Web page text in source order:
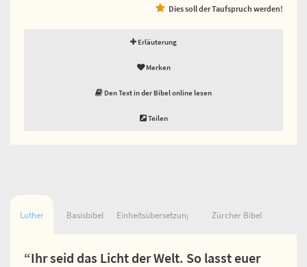
Dies soll der Taufspruch werden!
Erläuterung
Merken
Den Text in der Bibel online lesen
Teilen
Luther Basisbibel Einheitsübersetzung Zürcher Bibel
“Ihr seid das Licht der Welt. So lasst euer